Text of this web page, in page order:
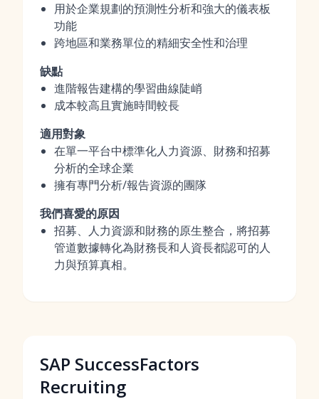
用於企業規劃的預測性分析和強大的儀表板
功能
跨地區和業務單位的精細安全性和治理
缺點
進階報告建構的學習曲線陡峭
成本較高且實施時間較長
適用對象
在單一平台中標準化人力資源、財務和招募
分析的全球企業
擁有專門分析/報告資源的團隊
我們喜愛的原因
招募、人力資源和財務的原生整合，將招募
管道數據轉化為財務長和人資長都認可的人
力與預算真相。
SAP SuccessFactors
Recruiting